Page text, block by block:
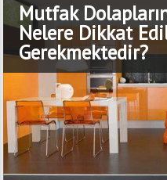
Mutfak
Nelere Dikkat
Gerekmektedir?